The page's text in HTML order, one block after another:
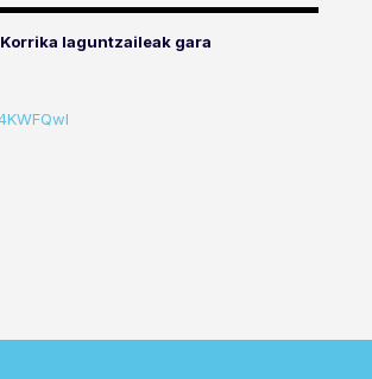
Korrika laguntzaileak gara